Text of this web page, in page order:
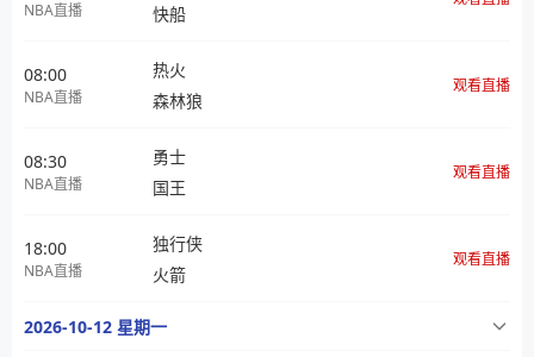
NBA直播
快船
08:00
NBA直播
热火
森林狼
观看直播
08:30
NBA直播
勇士
国王
观看直播
18:00
NBA直播
独行侠
火箭
观看直播
2026-10-12 星期一